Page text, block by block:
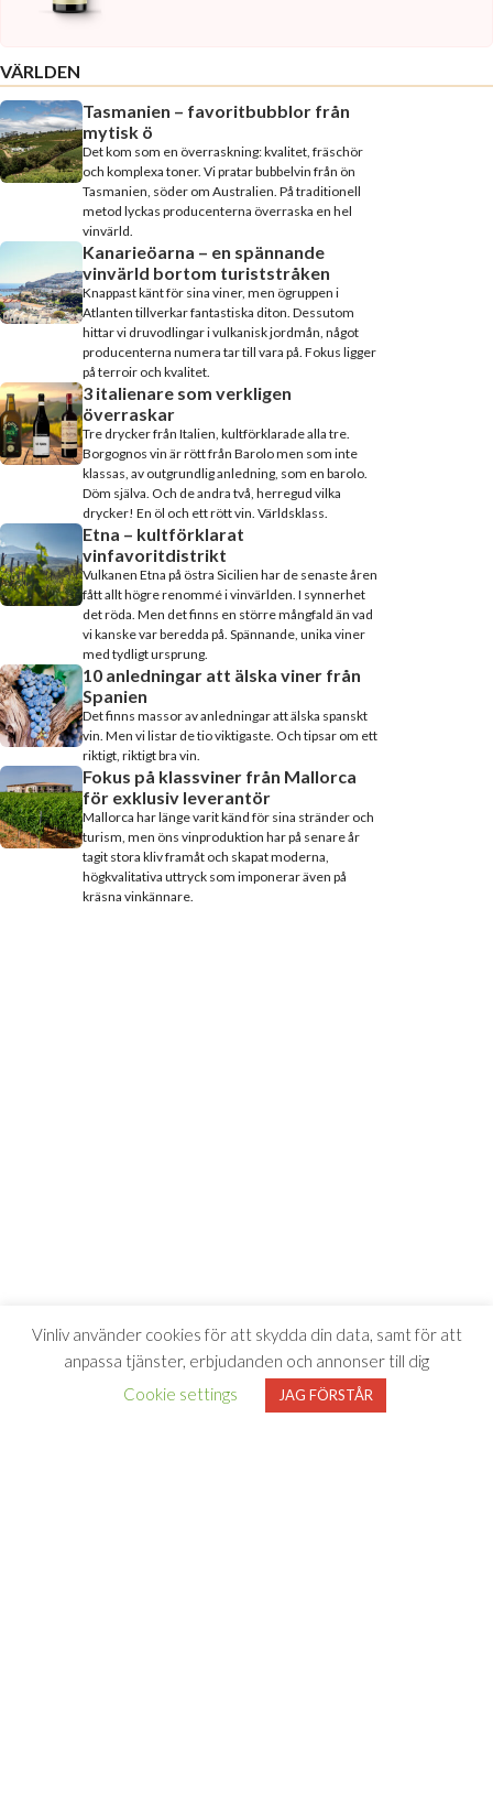
VÄRLDEN
Tasmanien – favoritbubblor från
mytisk ö
Det kom som en överraskning: kvalitet, fräschör
och komplexa toner. Vi pratar bubbelvin från ön
Tasmanien, söder om Australien. På traditionell
metod lyckas producenterna överraska en hel
vinvärld.
Kanarieöarna – en spännande
vinvärld bortom turiststråken
Knappast känt för sina viner, men ögruppen i
Atlanten tillverkar fantastiska diton. Dessutom
hittar vi druvodlingar i vulkanisk jordmån, något
producenterna numera tar till vara på. Fokus ligger
på terroir och kvalitet.
3 italienare som verkligen
överraskar
Tre drycker från Italien, kultförklarade alla tre.
Borgognos vin är rött från Barolo men som inte
klassas, av outgrundlig anledning, som en barolo.
Döm själva. Och de andra två, herregud vilka
drycker! En öl och ett rött vin. Världsklass.
Etna – kultförklarat
vinfavoritdistrikt
Vulkanen Etna på östra Sicilien har de senaste åren
fått allt högre renommé i vinvärlden. I synnerhet
det röda. Men det finns en större mångfald än vad
vi kanske var beredda på. Spännande, unika viner
med tydligt ursprung.
10 anledningar att älska viner från
Spanien
Det finns massor av anledningar att älska spanskt
vin. Men vi listar de tio viktigaste. Och tipsar om ett
riktigt, riktigt bra vin.
Fokus på klassviner från Mallorca
för exklusiv leverantör
Mallorca har länge varit känd för sina stränder och
turism, men öns vinproduktion har på senare år
tagit stora kliv framåt och skapat moderna,
högkvalitativa uttryck som imponerar även på
kräsna vinkännare.
Vinliv använder cookies för att skydda din data, samt för att
anpassa tjänster, erbjudanden och annonser till dig
Cookie settings
JAG FÖRSTÅR